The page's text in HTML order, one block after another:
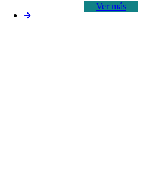
Ver más